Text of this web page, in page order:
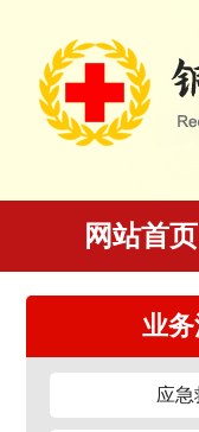
网站首页
业
应急